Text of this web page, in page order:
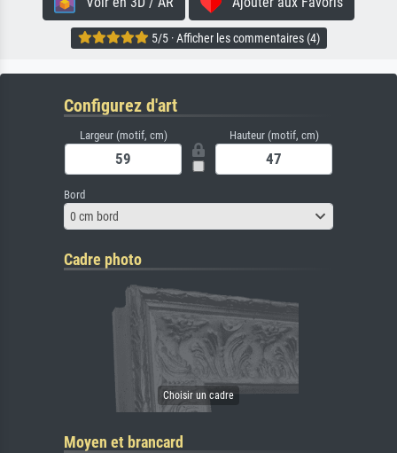
5/5 · Afficher les commentaires (4)
Configurez d'art
Largeur (motif, cm) Hauteur (motif, cm)
Bord
0 cm bord
Cadre photo
Moyen et brancard